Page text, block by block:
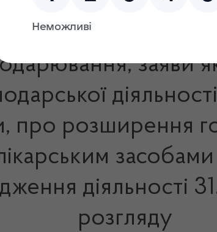
видачу ліцензії на провадження господарської
засобами у зв’язку зі створенням
заяви
про розширення
діяльності
розгляду